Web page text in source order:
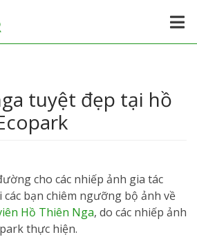
tuyệt đẹp tại hồ
cho các nhiếp ảnh gia tác
các bạn chiêm ngưỡng bộ ảnh về
Hồ Thiên Nga, do các nhiếp ảnh
thực hiện.